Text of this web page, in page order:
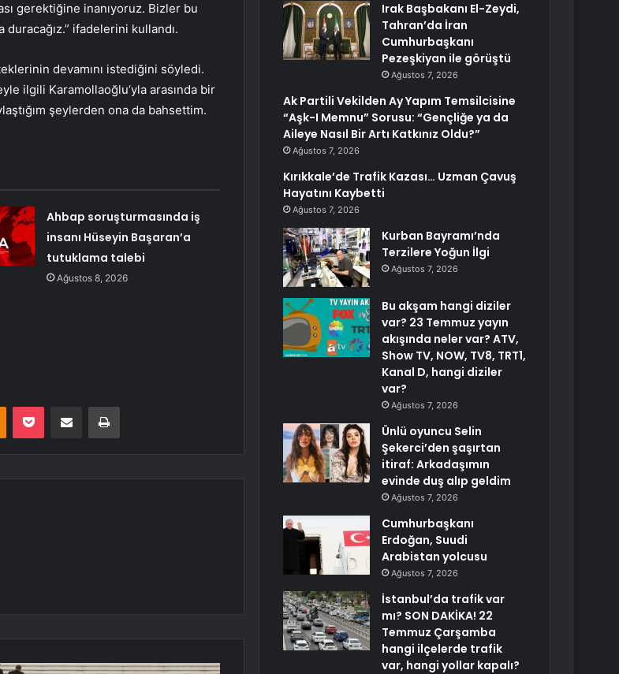
gerektiğine inanıyoruz. Bizler bu
duracağız.” ifadelerini kullandı.
devamını istediğini söyledi.
ilgili Karamollaoğlu’yla arasında bir
şeylerden ona da bahsettim.
Ahbap soruşturmasında iş
insanı Hüseyin Başaran’a
tutuklama talebi
Ağustos 8, 2026
Odnoklassniki
Pocket E-Posta ile paylaş Yazdır
Irak Başbakanı El-Zeydi,
Tahran’da İran
Cumhurbaşkanı
Pezeşkiyan ile görüştü
Ağustos 7, 2026
Ak Partili Vekilden Ay Yapım Temsilcisine
“Aşk-I Memnu” Sorusu: “Gençliğe ya da
Aileye Nasıl Bir Artı Katkınız Oldu?”
Ağustos 7, 2026
Kırıkkale’de Trafik Kazası… Uzman Çavuş
Hayatını Kaybetti
Ağustos 7, 2026
Kurban Bayramı’nda
Terzilere Yoğun İlgi
Ağustos 7, 2026
Bu akşam hangi diziler
var? 23 Temmuz yayın
akışında neler var? ATV,
Show TV, NOW, TV8, TRT1,
Kanal D, hangi diziler
var?
Ağustos 7, 2026
Ünlü oyuncu Selin
Şekerci’den şaşırtan
itiraf: Arkadaşımın
evinde duş alıp geldim
Ağustos 7, 2026
Cumhurbaşkanı
Erdoğan, Suudi
Arabistan yolcusu
Ağustos 7, 2026
İstanbul’da trafik var
mı? SON DAKİKA! 22
Temmuz Çarşamba
hangi ilçelerde trafik
var, hangi yollar kapalı?